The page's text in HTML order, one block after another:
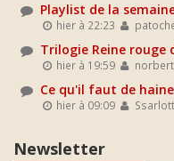
Playlist de la
hier à 22:23
Trilogie Reine rouge
hier à 19:59 norbert
Ce qu'il faut de haine
hier à 09:09
Newsletter